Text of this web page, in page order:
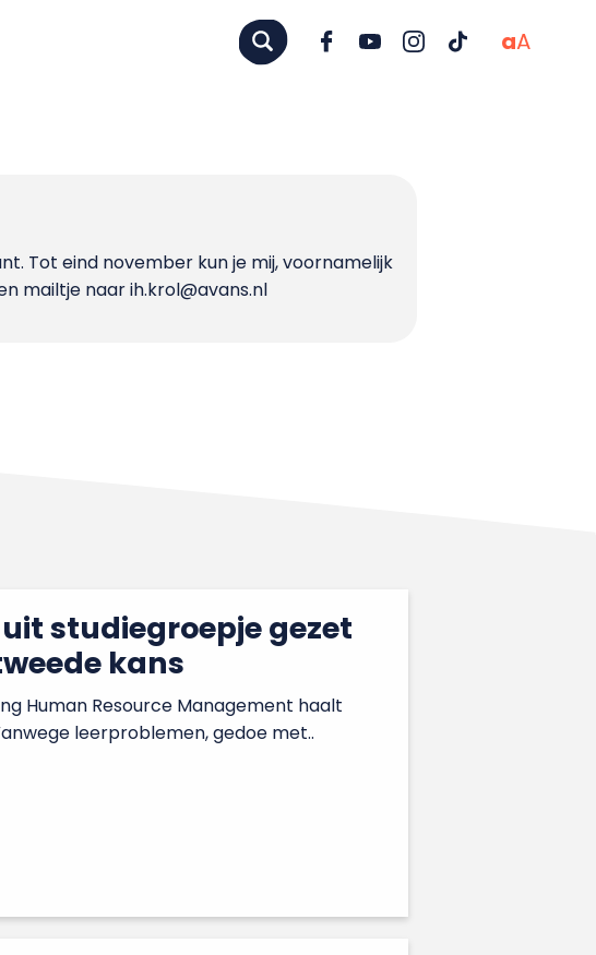
aA
Tot eind november kun je mij, voornamelijk
mailtje naar ih.krol@avans.nl
studiegroepje gezet
kans
Human Resource Management haalt
leerproblemen, gedoe met..